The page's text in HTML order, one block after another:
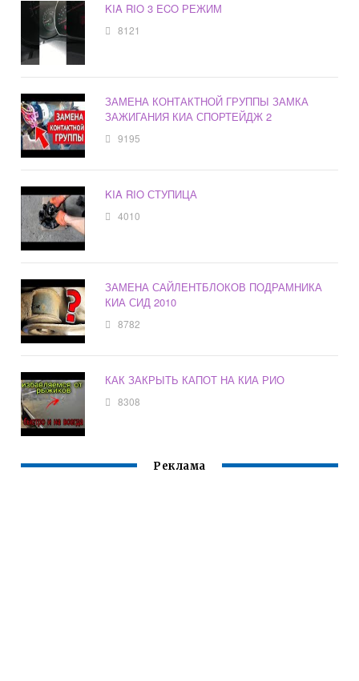
KIA RIO 3 ECO РЕЖИМ
8121
ЗАМЕНА КОНТАКТНОЙ ГРУППЫ ЗАМКА
ЗАЖИГАНИЯ КИА СПОРТЕЙДЖ 2
9195
KIA RIO СТУПИЦА
4010
ЗАМЕНА САЙЛЕНТБЛОКОВ ПОДРАМНИКА
КИА СИД 2010
8782
КАК ЗАКРЫТЬ КАПОТ НА КИА РИО
8308
Реклама